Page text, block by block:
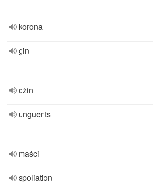
korona
gin
dżin
unguents
maści
spoliation